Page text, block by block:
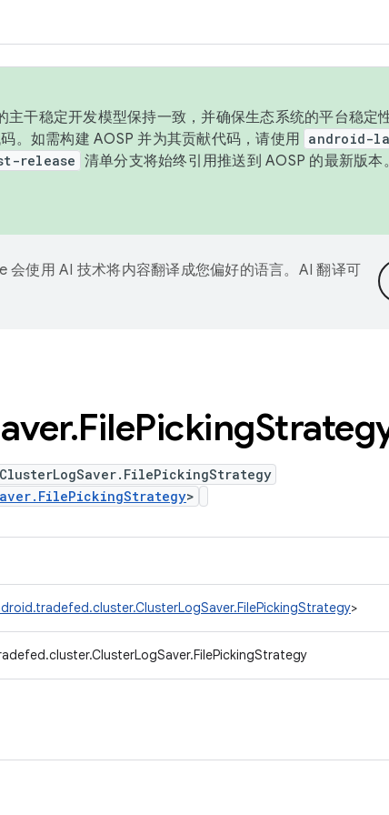
主干稳定开发模型保持一致，并确保生态系统的平台稳定
。如需构建 AOSP 并为其贡献代码，请使用 android-
release 清单分支将始终引用推送到 AOSP 的最新版
会使用 AI 技术将内容翻译成您偏好的语言。AI 翻译可
.FilePicking
>
>